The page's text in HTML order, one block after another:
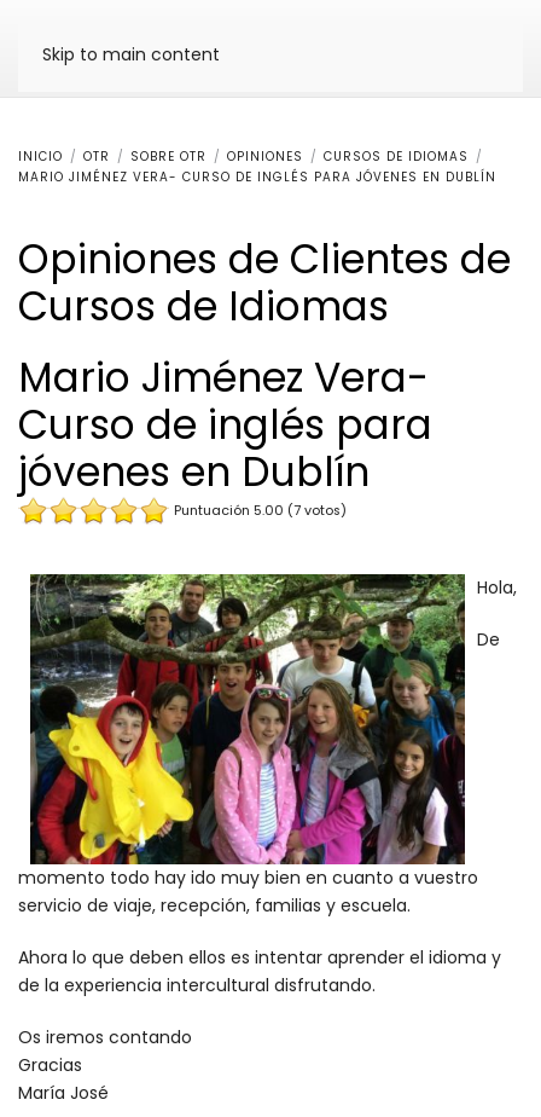
Skip to main content
INICIO OTR SOBRE OTR OPINIONES
CURSOS DE IDIOMAS
MARIO JIMÉNEZ VERA- CURSO DE INGLÉS PARA JÓVENES EN DUBLÍN
Opiniones de Clientes de
Cursos de Idiomas
Mario Jiménez Vera-
Curso de inglés para
jóvenes en Dublín
Puntuación 5.00 (7 votos)
Hola,
De
momento todo hay ido muy bien en cuanto a vuestro
servicio de viaje, recepción, familias y escuela.
Ahora lo que deben ellos es intentar aprender el idioma y
de la experiencia intercultural disfrutando.
Os iremos contando
Gracias
María José